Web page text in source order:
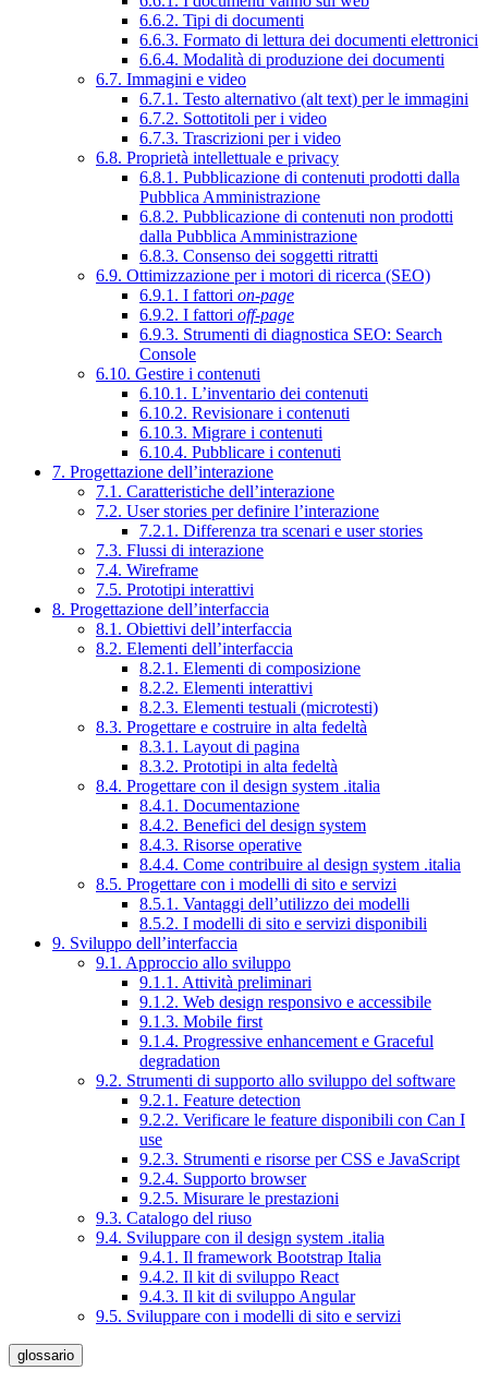
6.6.2. Tipi di documenti
6.6.3. Formato di lettura dei documenti elettronici
6.6.4. Modalità di produzione dei documenti
6.7. Immagini e video
6.7.1. Testo alternativo (alt text) per le immagini
6.7.2. Sottotitoli per i video
6.7.3. Trascrizioni per i video
6.8. Proprietà intellettuale e privacy
6.8.1. Pubblicazione di contenuti prodotti dalla
Pubblica Amministrazione
6.8.2. Pubblicazione di contenuti non prodotti
dalla Pubblica Amministrazione
6.8.3. Consenso dei soggetti ritratti
6.9. Ottimizzazione per i motori di ricerca (SEO)
6.9.1. I fattori on-page
6.9.2. I fattori off-page
6.9.3. Strumenti di diagnostica SEO: Search
Console
6.10. Gestire i contenuti
6.10.1. L’inventario dei contenuti
6.10.2. Revisionare i contenuti
6.10.3. Migrare i contenuti
6.10.4. Pubblicare i contenuti
7. Progettazione dell’interazione
7.1. Caratteristiche dell’interazione
7.2. User stories per definire l’interazione
7.2.1. Differenza tra scenari e user stories
7.3. Flussi di interazione
7.4. Wireframe
7.5. Prototipi interattivi
8. Progettazione dell’interfaccia
8.1. Obiettivi dell’interfaccia
8.2. Elementi dell’interfaccia
8.2.1. Elementi di composizione
8.2.2. Elementi interattivi
8.2.3. Elementi testuali (microtesti)
8.3. Progettare e costruire in alta fedeltà
8.3.1. Layout di pagina
8.3.2. Prototipi in alta fedeltà
8.4. Progettare con il design system .italia
8.4.1. Documentazione
8.4.2. Benefici del design system
8.4.3. Risorse operative
8.4.4. Come contribuire al design system .italia
8.5. Progettare con i modelli di sito e servizi
8.5.1. Vantaggi dell’utilizzo dei modelli
8.5.2. I modelli di sito e servizi disponibili
9. Sviluppo dell’interfaccia
9.1. Approccio allo sviluppo
9.1.1. Attività preliminari
9.1.2. Web design responsivo e accessibile
9.1.3. Mobile first
9.1.4. Progressive enhancement e Graceful
degradation
9.2. Strumenti di supporto allo sviluppo del software
9.2.1. Feature detection
9.2.2. Verificare le feature disponibili con Can I
use
9.2.3. Strumenti e risorse per CSS e JavaScript
9.2.4. Supporto browser
9.2.5. Misurare le prestazioni
9.3. Catalogo del riuso
9.4. Sviluppare con il design system .italia
9.4.1. Il framework Bootstrap Italia
9.4.2. Il kit di sviluppo React
9.4.3. Il kit di sviluppo Angular
9.5. Sviluppare con i modelli di sito e servizi
glossario